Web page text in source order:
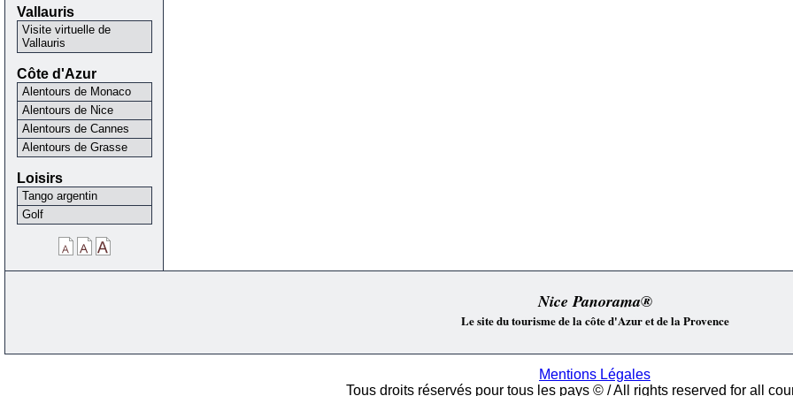
Vallauris
Visite virtuelle de
Vallauris
Côte d'Azur
Alentours de Monaco
Alentours de Nice
Alentours de Cannes
Alentours de Grasse
Loisirs
Tango argentin
Golf
Nice Panorama®
Le site du tourisme de la côte d'Azur et de la Provence
Mentions Légales
Tous droits réservés pour tous les pays © / All rights reserved for all